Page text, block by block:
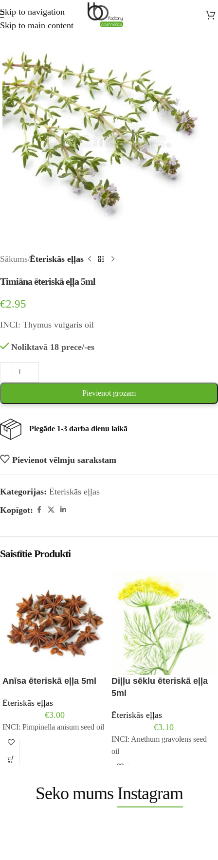
Skip to navigation
Skip to main content
Sākums Ēteriskās eļļas
Timiāna ēteriskā eļļa 5ml
€2.95
INCI: Thymus vulgaris oil
Noliktavā 18 prece/-es
Pievienot grozam
Piegāde 1-3 darba dienu laikā
Pievienot vēlmju sarakstam
Kategorijas: Ēteriskās eļļas
Kopīgot:
Saistītie Produkti
Anīsa ēteriskā eļļa 5ml
Ēteriskās eļļas
€3.00
INCI: Pimpinella anisum seed oil
Diļļu sēklu ēteriskā eļļa
5ml
Ēteriskās eļļas
€3.10
INCI: Anethum gravolens seed
oil
Seko mums Instagram